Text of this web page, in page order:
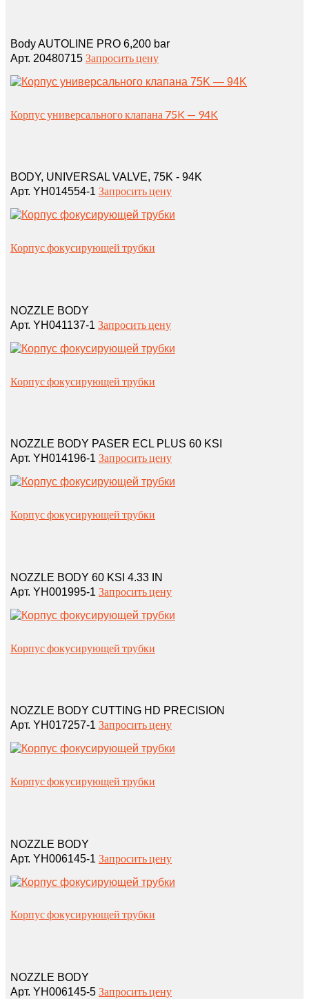
Body AUTOLINE PRO 6,200 bar
Арт. 20480715 Запросить цену
Корпус универсального клапана 75K — 94K
BODY, UNIVERSAL VALVE, 75K - 94K
Арт. YH014554-1 Запросить цену
Корпус фокусирующей трубки
NOZZLE BODY
Арт. YH041137-1 Запросить цену
Корпус фокусирующей трубки
NOZZLE BODY PASER ECL PLUS 60 KSI
Арт. YH014196-1 Запросить цену
Корпус фокусирующей трубки
NOZZLE BODY 60 KSI 4.33 IN
Арт. YH001995-1 Запросить цену
Корпус фокусирующей трубки
NOZZLE BODY CUTTING HD PRECISION
Арт. YH017257-1 Запросить цену
Корпус фокусирующей трубки
NOZZLE BODY
Арт. YH006145-1 Запросить цену
Корпус фокусирующей трубки
NOZZLE BODY
Арт. YH006145-5 Запросить цену